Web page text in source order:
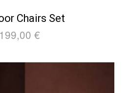
Chairs Set
199,00 €